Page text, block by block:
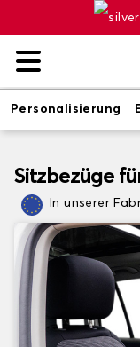
Personalisierung
Sitzbezüge
In unserer